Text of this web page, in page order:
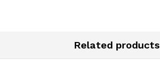
Related products